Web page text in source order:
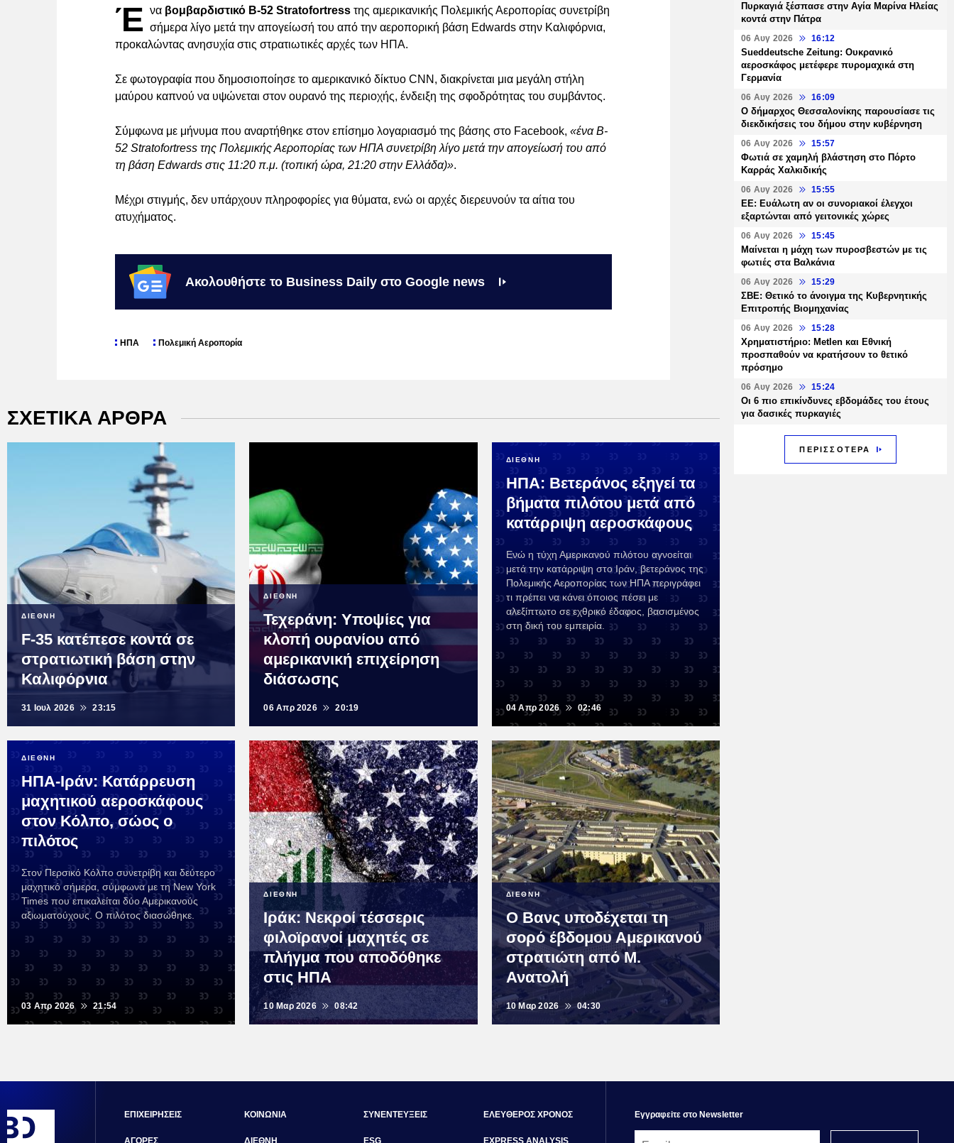
Έ να βομβαρδιστικό B-52 Stratofortress της αμερικανικής Πολεμικής Αεροπορίας συνετρίβη
σήμερα λίγο μετά την απογείωσή του από την αεροπορική βάση Edwards στην Καλιφόρνια,
προκαλώντας ανησυχία στις στρατιωτικές αρχές των ΗΠΑ.
Σε φωτογραφία που δημοσιοποίησε το αμερικανικό δίκτυο CNN, διακρίνεται μια μεγάλη στήλη
μαύρου καπνού να υψώνεται στον ουρανό της περιοχής, ένδειξη της σφοδρότητας του συμβάντος.
Σύμφωνα με μήνυμα που αναρτήθηκε στον επίσημο λογαριασμό της βάσης στο Facebook, «ένα B-
52 Stratofortress της Πολεμικής Αεροπορίας των ΗΠΑ συνετρίβη λίγο μετά την απογείωσή του από
τη βάση Edwards στις 11:20 π.μ. (τοπική ώρα, 21:20 στην Ελλάδα)».
Μέχρι στιγμής, δεν υπάρχουν πληροφορίες για θύματα, ενώ οι αρχές διερευνούν τα αίτια του
ατυχήματος.
Ακολουθήστε το Business Daily στο Google news
ΗΠΑ Πολεμική Αεροπορία
ΣΧΕΤΙΚΑ ΑΡΘΡΑ
ΔΙΕΘΝΗ
F-35 κατέπεσε κοντά σε
στρατιωτική βάση στην
Καλιφόρνια
31 Ιουλ 2026 23:15
ΔΙΕΘΝΗ
Τεχεράνη: Υποψίες για
κλοπή ουρανίου από
αμερικανική επιχείρηση
διάσωσης
06 Απρ 2026 20:19
ΔΙΕΘΝΗ
ΗΠΑ: Βετεράνος εξηγεί τα
βήματα πιλότου μετά από
κατάρριψη αεροσκάφους
Ενώ η τύχη Αμερικανού πιλότου αγνοείται
μετά την κατάρριψη στο Ιράν, βετεράνος της
Πολεμικής Αεροπορίας των ΗΠΑ περιγράφει
τι πρέπει να κάνει όποιος πέσει με
αλεξίπτωτο σε εχθρικό έδαφος, βασισμένος
στη δική του εμπειρία.
04 Απρ 2026 02:46
ΔΙΕΘΝΗ
ΗΠΑ-Ιράν: Κατάρρευση
μαχητικού αεροσκάφους
στον Κόλπο, σώος ο
πιλότος
Στον Περσικό Κόλπο συνετρίβη και δεύτερο
μαχητικό σήμερα, σύμφωνα με τη New York
Times που επικαλείται δύο Αμερικανούς
αξιωματούχους. Ο πιλότος διασώθηκε.
03 Απρ 2026 21:54
ΔΙΕΘΝΗ
Ιράκ: Νεκροί τέσσερις
φιλοϊρανοί μαχητές σε
πλήγμα που αποδόθηκε
στις ΗΠΑ
10 Μαρ 2026 08:42
ΔΙΕΘΝΗ
Ο Βανς υποδέχεται τη
σορό έβδομου Αμερικανού
στρατιώτη από Μ.
Ανατολή
10 Μαρ 2026 04:30
Πυρκαγιά ξέσπασε στην Αγία Μαρίνα Ηλείας
κοντά στην Πάτρα
06 Αυγ 2026 16:12
Sueddeutsche Zeitung: Ουκρανικό
αεροσκάφος μετέφερε πυρομαχικά στη
Γερμανία
06 Αυγ 2026 16:09
Ο δήμαρχος Θεσσαλονίκης παρουσίασε τις
διεκδικήσεις του δήμου στην κυβέρνηση
06 Αυγ 2026 15:57
Φωτιά σε χαμηλή βλάστηση στο Πόρτο
Καρράς Χαλκιδικής
06 Αυγ 2026 15:55
ΕΕ: Ευάλωτη αν οι συνοριακοί έλεγχοι
εξαρτώνται από γειτονικές χώρες
06 Αυγ 2026 15:45
Μαίνεται η μάχη των πυροσβεστών με τις
φωτιές στα Βαλκάνια
06 Αυγ 2026 15:29
ΣΒΕ: Θετικό το άνοιγμα της Κυβερνητικής
Επιτροπής Βιομηχανίας
06 Αυγ 2026 15:28
Χρηματιστήριο: Metlen και Εθνική
προσπαθούν να κρατήσουν το θετικό
πρόσημο
06 Αυγ 2026 15:24
Οι 6 πιο επικίνδυνες εβδομάδες του έτους
για δασικές πυρκαγιές
ΠΕΡΙΣΣΟΤΕΡΑ
ΕΠΙΧΕΙΡΗΣΕΙΣ ΚΟΙΝΩΝΙΑ ΣΥΝΕΝΤΕΥΞΕΙΣ ΕΛΕΥΘΕΡΟΣ ΧΡΟΝΟΣ Εγγραφεiτε στο Newsletter